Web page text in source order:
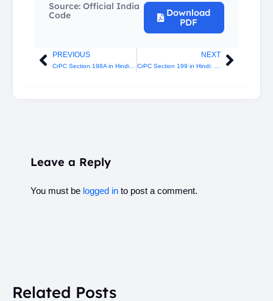
Source: Official India
Code
Download
PDF
Prev
PREVIOUS NEXT Next
Leave a Reply
You must be logged in to post a comment.
Related Posts